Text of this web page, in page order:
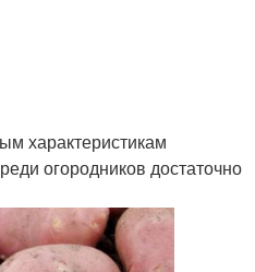
характеристикам
огородников достаточно